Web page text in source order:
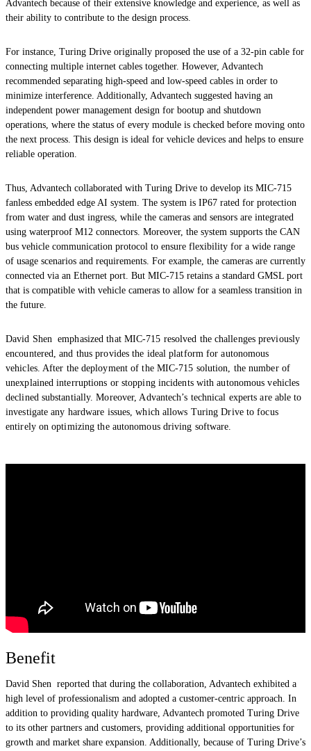
Advantech because of their extensive knowledge and experience, as well as
their ability to contribute to the design process.
For instance, Turing Drive originally proposed the use of a 32-pin cable for
connecting multiple internet cables together. However, Advantech
recommended separating high-speed and low-speed cables in order to
minimize interference. Additionally, Advantech suggested having an
independent power management design for bootup and shutdown
operations, where the status of every module is checked before moving onto
the next process. This design is ideal for vehicle devices and helps to ensure
reliable operation.
Thus, Advantech collaborated with Turing Drive to develop its MIC-715
fanless embedded edge AI system. The system is IP67 rated for protection
from water and dust ingress, while the cameras and sensors are integrated
using waterproof M12 connectors. Moreover, the system supports the CAN
bus vehicle communication protocol to ensure flexibility for a wide range
of usage scenarios and requirements. For example, the cameras are currently
connected via an Ethernet port. But MIC-715 retains a standard GMSL port
that is compatible with vehicle cameras to allow for a seamless transition in
the future.
David Shen emphasized that MIC-715 resolved the challenges previously
encountered, and thus provides the ideal platform for autonomous
vehicles. After the deployment of the MIC-715 solution, the number of
unexplained interruptions or stopping incidents with autonomous vehicles
declined substantially. Moreover, Advantech’s technical experts are able to
investigate any hardware issues, which allows Turing Drive to focus
entirely on optimizing the autonomous driving software.
Benefit
David Shen reported that during the collaboration, Advantech exhibited a
high level of professionalism and adopted a customer-centric approach. In
addition to providing quality hardware, Advantech promoted Turing Drive
to its other partners and customers, providing additional opportunities for
growth and market share expansion. Additionally, because of Turing Drive’s